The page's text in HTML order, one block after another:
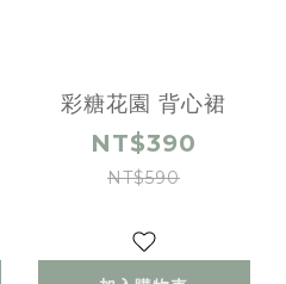
彩糖花園 背心裙
NT$390
NT$590